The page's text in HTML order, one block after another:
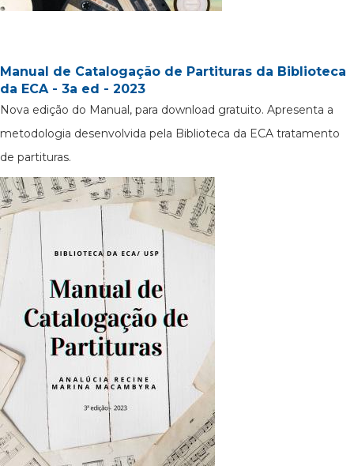
Manual de Catalogação de Partituras da Biblioteca
da ECA - 3a ed - 2023
Nova edição do Manual, para download gratuito. Apresenta a
metodologia desenvolvida pela Biblioteca da ECA tratamento
de partituras.